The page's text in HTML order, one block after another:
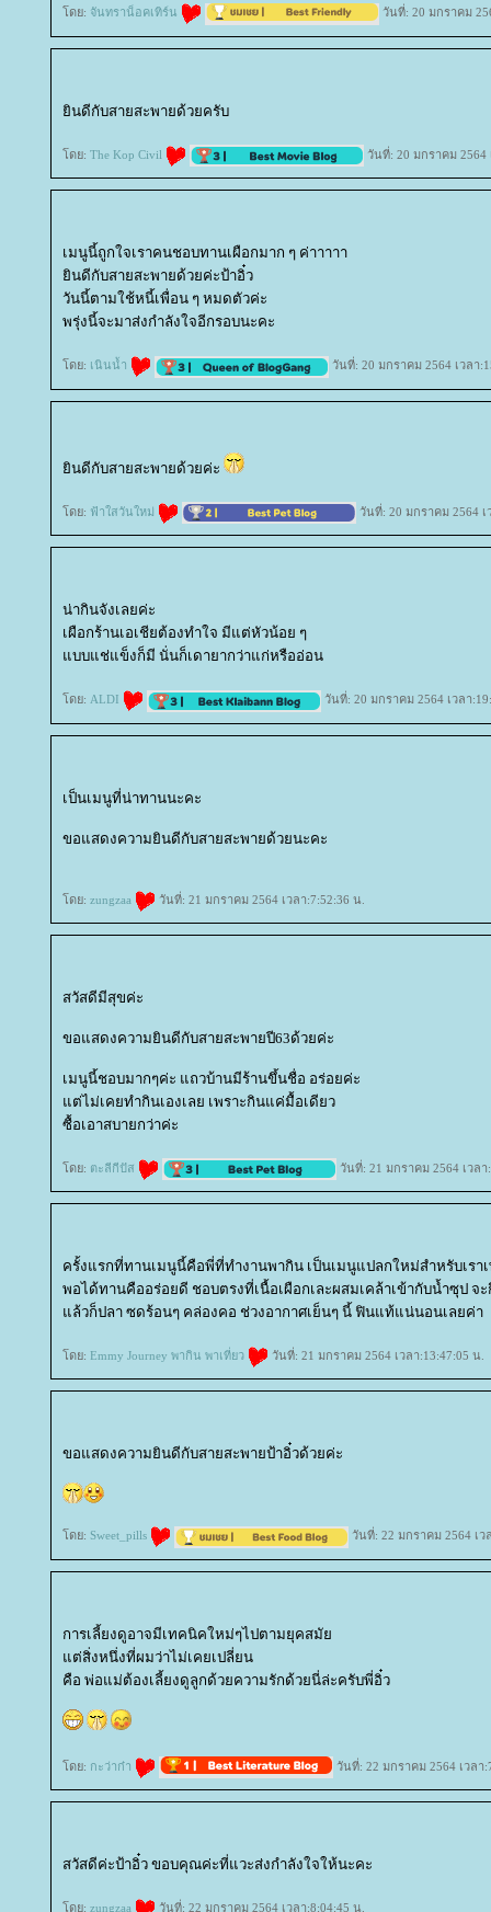
ดย: จันทราน็อคเทิร์น วันที่: 20 มกราคม
ินดีกับสายสะพายด้วยครับ
ดย: The Kop Civil วันที่: 20 มกราคม 2564
เมนูนี้ถูกใจเราคนชอบทานเผือกมาก ๆ ค่าาาาา
ินดีกับสายสะพายด้วยค่ะป้าอิ๋ว
วันนี้ตามใช้หนี้เพื่อน ๆ หมดตัวค่ะ
พรุ่งนี้จะมาส่งกำลังใจอีกรอบนะคะ
ดย: เนินน้ำ วันที่: 20 มกราคม 2564 เวลา
ินดีกับสายสะพายด้วยค่ะ
ดย: ฟ้าใสวันใหม่ วันที่: 20 มกราคม 2564 เ
น่ากินจังเลยค่ะ
เผือกร้านเอเชียต้องทำใจ มีแต่หัวน้อย ๆ
บบแช่แข็งก็มี นั่นก็เดายากว่าแก่หรืออ่อน
ดย: ALDI วันที่: 20 มกราคม 2564 เวลา
เป็นเมนูที่น่าทานนะคะ
ขอแสดงความยินดีกับสายสะพายด้วยนะคะ
ดย: zungzaa วันที่: 21 มกราคม 2564 เวลา:7:52:36 น.
สวัสดีมีสุขค่ะ
ขอแสดงความยินดีกับสายสะพายปี63ด้วยค่ะ
เมนูนี้ชอบมากๆค่ะ แถวบ้านมีร้านขึ้นชื่อ อร่อยค่ะ
ต่ไม่เคยทำกินเองเลย เพราะกินแค่มื้อเดียว
ซื้อเอาสบายกว่าค่ะ
ดย: ตะลีกีปัส วันที่: 21 มกราคม 2564 เวลา
ครั้งแรกที่ทานเมนูนี้คือพี่ที่ทำงานพากิน เป็นเมนูแปลกใหม่สำหรับเร
พอได้ทานคืออร่อยดี ชอบตรงที่เนื้อเผือกเละผสมเคล้าเข้ากับน้ำซุป จ
ล้วก็ปลา ซดร้อนๆ คล่องคอ ช่วงอากาศเย็นๆ นี้ ฟินแท้แน่นอนเลยค่า
ดย: Emmy Journey พากิน พาเที่ยว วันที่: 21 มกราคม 2564 เวลา:13:47:05 น.
ขอแสดงความยินดีกับสายสะพายป้าอิ๋วด้วยค่ะ
ดย: Sweet_pills วันที่: 22 มกราคม 2564 เว
การเลี้ยงดูอาจมีเทคนิคใหม่ๆไปตามยุคสมั
ต่สิ่งหนึ่งที่ผมว่าไม่เคยเปลี่ยน
คือ พ่อแม่ต้องเลี้ยงดูลูกด้วยความรักด้วยนี่ล่ะครับพี่อิ๋ว
ดย: กะว่าก๋า วันที่: 22 มกราคม 2564 เวลา
สวัสดีค่ะป้าอิ๋ว ขอบคุณค่ะที่แวะส่งกำลังใจให้นะคะ
ดย: zungzaa วันที่: 22 มกราคม 2564 เวลา:8:04:45 น.